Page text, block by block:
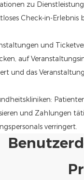
zu
Check-in-Erlebnis
und
auf
und das
und Zahlungen
verringert.